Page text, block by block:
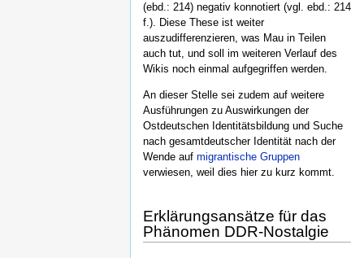
(ebd.: 214) negativ konnotiert (vgl. ebd.: 214
f.). Diese These ist weiter
auszudifferenzieren, was Mau in Teilen
auch tut, und soll im weiteren Verlauf des
Wikis noch einmal aufgegriffen werden.
An dieser Stelle sei zudem auf weitere
Ausführungen zu Auswirkungen der
Ostdeutschen Identitätsbildung und Suche
nach gesamtdeutscher Identität nach der
Wende auf migrantische Gruppen
verwiesen, weil dies hier zu kurz kommt.
Erklärungsansätze für das
Phänomen DDR-Nostalgie